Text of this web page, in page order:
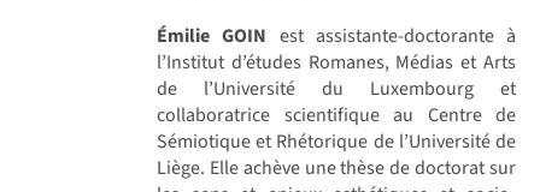
Émilie GOIN est assistante-doctorante à
l’Institut d’études Romanes, Médias et Arts
de l’Université du Luxembourg et
collaboratrice scientifique au Centre de
Sémiotique et Rhétorique de l’Université de
Liège. Elle achève une thèse de doctorat sur